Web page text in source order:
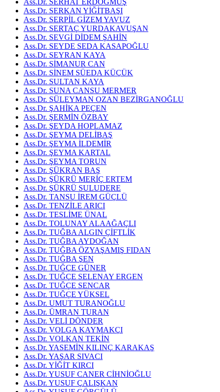
Ass.Dr. SERKAN YİĞİTBAŞI
Ass.Dr. SERPİL GİZEM YAVUZ
Ass.Dr. SERTAÇ YURDAKAVUŞAN
Ass.Dr. SEVGİ DİDEM ŞAHİN
Ass.Dr. SEYDE SEDA KASAPOĞLU
Ass.Dr. SEYRAN KAYA
Ass.Dr. SİMANUR CAN
Ass.Dr. SİNEM SÜEDA KÜÇÜK
Ass.Dr. SULTAN KAYA
Ass.Dr. SUNA CANSU MERMER
Ass.Dr. SÜLEYMAN OZAN BEZİRGANOĞLU
Ass.Dr. ŞAHİKA PEÇEN
Ass.Dr. ŞERMİN ÖZBAY
Ass.Dr. ŞEYDA HOPLAMAZ
Ass.Dr. ŞEYMA DELİBAŞ
Ass.Dr. ŞEYMA İLDEMİR
Ass.Dr. ŞEYMA KARTAL
Ass.Dr. ŞEYMA TORUN
Ass.Dr. ŞÜKRAN BAŞ
Ass.Dr. ŞÜKRÜ MERİÇ ERTEM
Ass.Dr. ŞÜKRÜ SULUDERE
Ass.Dr. TANSU İREM GÜÇLÜ
Ass.Dr. TENZİLE ARICI
Ass.Dr. TESLİME ÜNAL
Ass.Dr. TOLUNAY ALAAĞAÇLI
Ass.Dr. TUĞBA ALGIN ÇİFTLİK
Ass.Dr. TUĞBA AYDOĞAN
Ass.Dr. TUĞBA ÖZYAŞAMIŞ FIDAN
Ass.Dr. TUĞBA ŞEN
Ass.Dr. TUĞÇE GÜNER
Ass.Dr. TUĞÇE SELENAY ERGEN
Ass.Dr. TUĞÇE SENCAR
Ass.Dr. TUĞÇE YÜKSEL
Ass.Dr. UMUT TURANOĞLU
Ass.Dr. ÜMRAN TURAN
Ass.Dr. VELİ DÖNDER
Ass.Dr. VOLGA KAYMAKÇI
Ass.Dr. VOLKAN TEKİN
Ass.Dr. YASEMİN KILINÇ KARAKAŞ
Ass.Dr. YAŞAR SIVACI
Ass.Dr. YİĞİT KIRCI
Ass.Dr. YUSUF CANER CİHNİOĞLU
Ass.Dr. YUSUF ÇALIŞKAN